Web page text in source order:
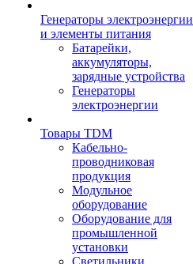
Генераторы электроэнергии
и элементы питания
Батарейки,
аккумуляторы,
зарядные устройства
Генераторы
электроэнергии
Товары TDM
Кабельно-
проводниковая
продукция
Модульное
оборудование
Оборудование для
промышленной
установки
Светильники